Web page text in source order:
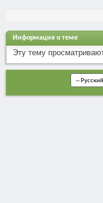
Информация о теме
Эту тему